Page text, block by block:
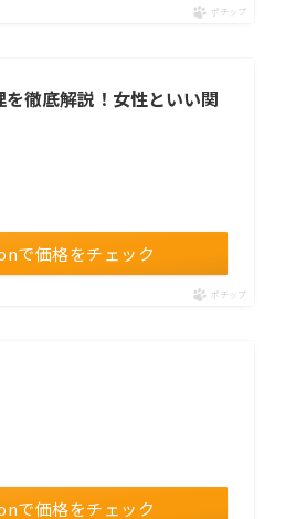
ポチップ
を徹底解説！女性といい関
で価格をチェック
ポチップ
で価格をチェック